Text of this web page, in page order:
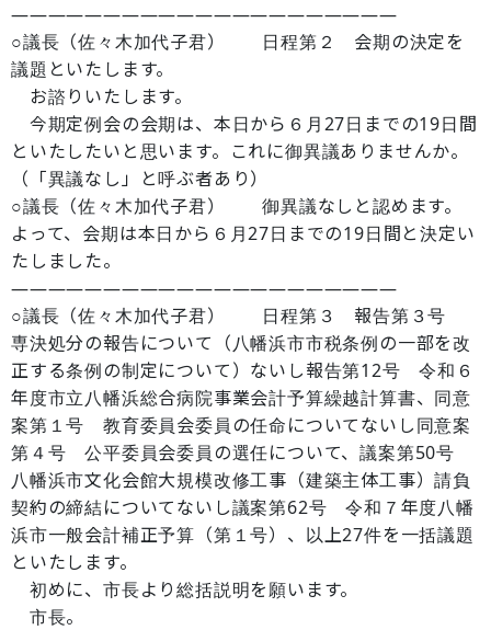
―――――――――――――――――――――
○議長（佐々木加代子君） 日程第２ 会期の決定を
議題といたします。
お諮りいたします。
今期定例会の会期は、本日から６月27日までの19日間
といたしたいと思います。これに御異議ありませんか。
（「異議なし」と呼ぶ者あり）
○議長（佐々木加代子君） 御異議なしと認めます。
よって、会期は本日から６月27日までの19日間と決定い
たしました。
―――――――――――――――――――――
○議長（佐々木加代子君） 日程第３ 報告第３号
専決処分の報告について（八幡浜市市税条例の一部を改
正する条例の制定について）ないし報告第12号 令和６
年度市立八幡浜総合病院事業会計予算繰越計算書、同意
案第１号 教育委員会委員の任命についてないし同意案
第４号 公平委員会委員の選任について、議案第50号
八幡浜市文化会館大規模改修工事（建築主体工事）請負
契約の締結についてないし議案第62号 令和７年度八幡
浜市一般会計補正予算（第１号）、以上27件を一括議題
といたします。
初めに、市長より総括説明を願います。
市長。